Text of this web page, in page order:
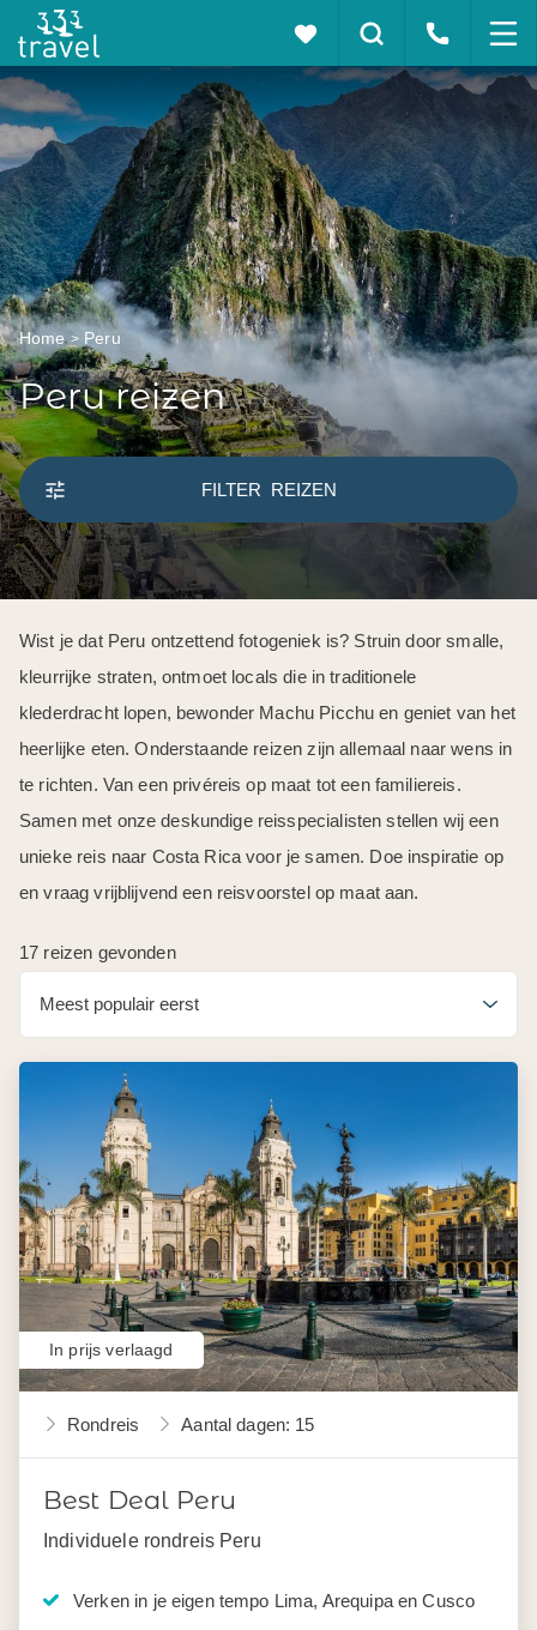
Home Peru
Peru reizen
FILTER REIZEN
Wist je dat Peru ontzettend fotogeniek is? Struin door smalle,
kleurrijke straten, ontmoet locals die in traditionele
klederdracht lopen, bewonder Machu Picchu en geniet van het
heerlijke eten. Onderstaande reizen zijn allemaal naar wens in
te richten. Van een privéreis op maat tot een familiereis.
Samen met onze deskundige reisspecialisten stellen wij een
unieke reis naar Costa Rica voor je samen. Doe inspiratie op
en vraag vrijblijvend een reisvoorstel op maat aan.
17 reizen gevonden
Rondreis Aantal dagen: 15
Best Deal Peru
Individuele rondreis Peru
Verken in je eigen tempo Lima, Arequipa en Cusco
In prijs verlaagd